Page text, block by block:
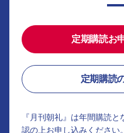
定期購読お
定期購読
『月刊朝礼』は年間購読
認の上お申し込みください。